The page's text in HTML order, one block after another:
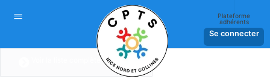
Plateforme
adhérents
Se connecter
Voir la liste complète